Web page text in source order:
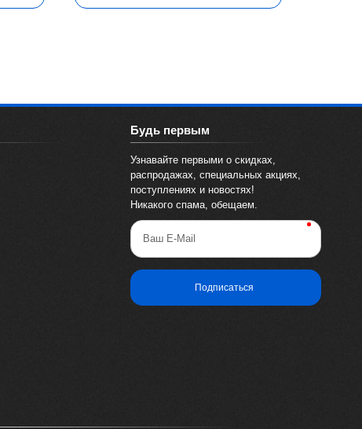
Будь первым
Узнавайте первыми о скидках,
распродажах, специальных акциях,
поступлениях и новостях!
Никакого спама, обещаем.
Ваш E-Mail
Подписаться